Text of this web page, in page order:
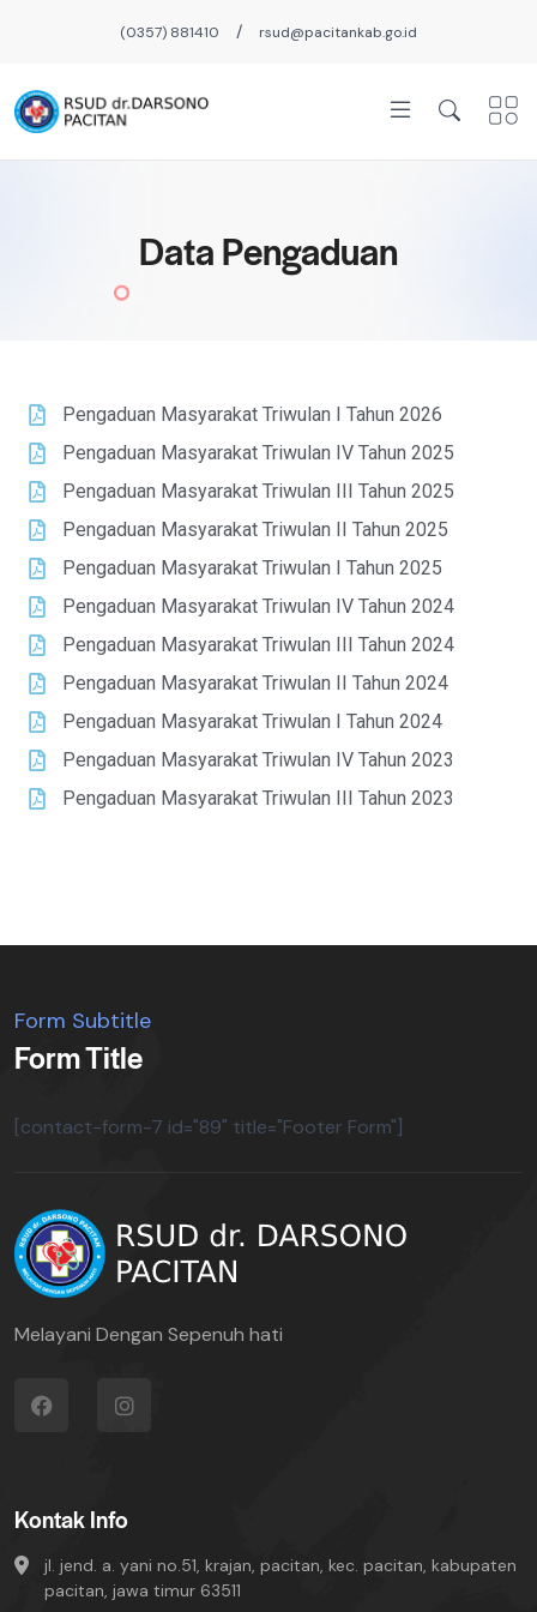
(0357) 881410 / rsud@pacitankab.go.id
Data Pengaduan
Pengaduan Masyarakat Triwulan I Tahun 2026
Pengaduan Masyarakat Triwulan IV Tahun 2025
Pengaduan Masyarakat Triwulan III Tahun 2025
Pengaduan Masyarakat Triwulan II Tahun 2025
Pengaduan Masyarakat Triwulan I Tahun 2025
Pengaduan Masyarakat Triwulan IV Tahun 2024
Pengaduan Masyarakat Triwulan III Tahun 2024
Pengaduan Masyarakat Triwulan II Tahun 2024
Pengaduan Masyarakat Triwulan I Tahun 2024
Pengaduan Masyarakat Triwulan IV Tahun 2023
Pengaduan Masyarakat Triwulan III Tahun 2023
Form Subtitle
Form Title
[contact-form-7 id="89" title="Footer Form"]
Melayani Dengan Sepenuh hati
Kontak Info
jl. jend. a. yani no.51, krajan, pacitan, kec. pacitan, kabupaten
pacitan, jawa timur 63511